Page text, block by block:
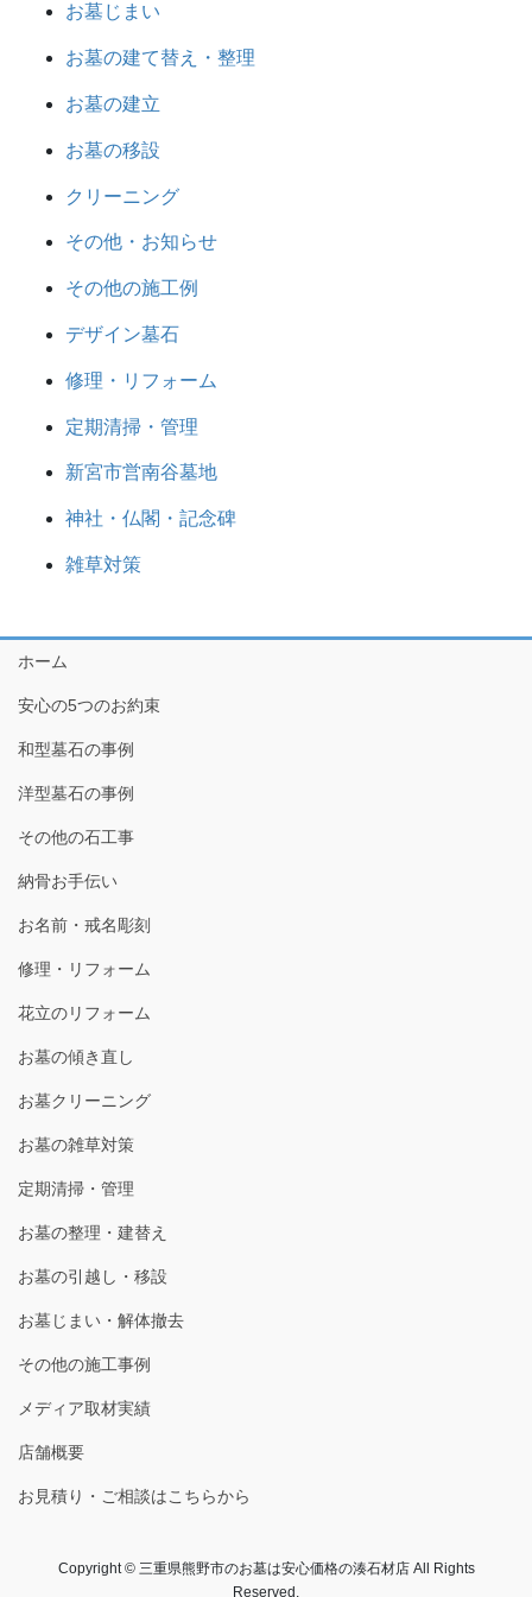
お墓じまい
お墓の建て替え・整理
お墓の建立
お墓の移設
クリーニング
その他・お知らせ
その他の施工例
デザイン墓石
修理・リフォーム
定期清掃・管理
新宮市営南谷墓地
神社・仏閣・記念碑
雑草対策
ホーム
安心の5つのお約束
和型墓石の事例
洋型墓石の事例
その他の石工事
納骨お手伝い
お名前・戒名彫刻
修理・リフォーム
花立のリフォーム
お墓の傾き直し
お墓クリーニング
お墓の雑草対策
定期清掃・管理
お墓の整理・建替え
お墓の引越し・移設
お墓じまい・解体撤去
その他の施工事例
メディア取材実績
店舗概要
お見積り・ご相談はこちらから
Copyright © 三重県熊野市のお墓は安心価格の湊石材店 All Rights
Reserved.